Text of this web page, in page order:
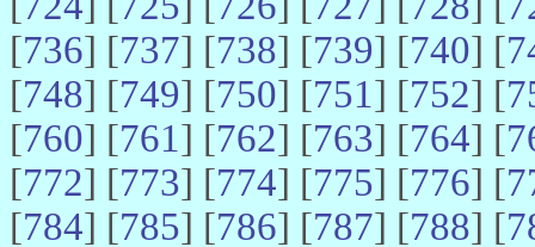
[736] [737] [738] [739] [740] [
[748] [749] [750] [751] [752] [
[760] [761] [762] [763] [764] [
[772] [773] [774] [775] [776] [
[784] [785] [786] [787] [788] [